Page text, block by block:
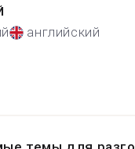
английский